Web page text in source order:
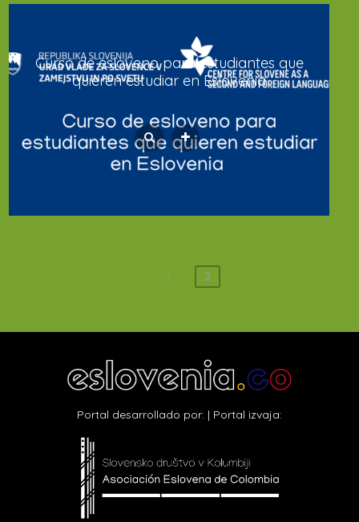
Curso de esloveno para estudiantes que
quieren estudiar en Eslovenia
1 2
Portal desarrollado por: | Portal izvaja: